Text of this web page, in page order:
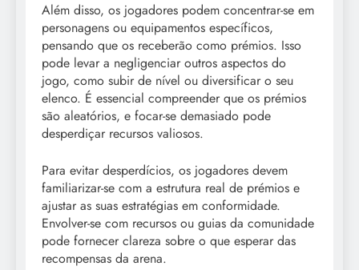
Além disso, os jogadores podem concentrar-se em
personagens ou equipamentos específicos,
pensando que os receberão como prémios. Isso
pode levar a negligenciar outros aspectos do
jogo, como subir de nível ou diversificar o seu
elenco. É essencial compreender que os prémios
são aleatórios, e focar-se demasiado pode
desperdiçar recursos valiosos.
Para evitar desperdícios, os jogadores devem
familiarizar-se com a estrutura real de prémios e
ajustar as suas estratégias em conformidade.
Envolver-se com recursos ou guias da comunidade
pode fornecer clareza sobre o que esperar das
recompensas da arena.